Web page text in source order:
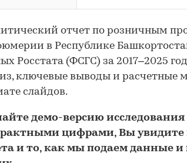
отчет по розничным
в Республике
Росстата (ФСГС) за 2017–2025
ключевые выводы и расчетные
слайдов.
демо-версию исследования
цифрами, Вы увидите
и то, как мы подаем данные и